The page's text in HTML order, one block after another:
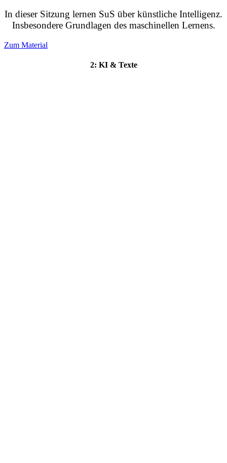
In dieser Sitzung lernen SuS über künstliche Intelligenz.
Insbesondere Grundlagen des maschinellen Lernens.
Zum Material
2: KI & Texte